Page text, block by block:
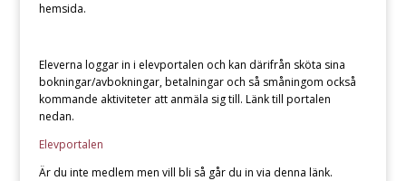
hemsida.
Eleverna loggar in i elevportalen och kan därifrån sköta sina
bokningar/avbokningar, betalningar och så småningom också
kommande aktiviteter att anmäla sig till. Länk till portalen
nedan.
Elevportalen
Är du inte medlem men vill bli så går du in via denna länk.